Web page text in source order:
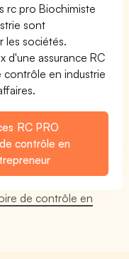
rc pro Biochimiste
sont
les sociétés.
d'une assurance RC
contrôle en industrie
RC PRO
contrôle en
de contrôle en